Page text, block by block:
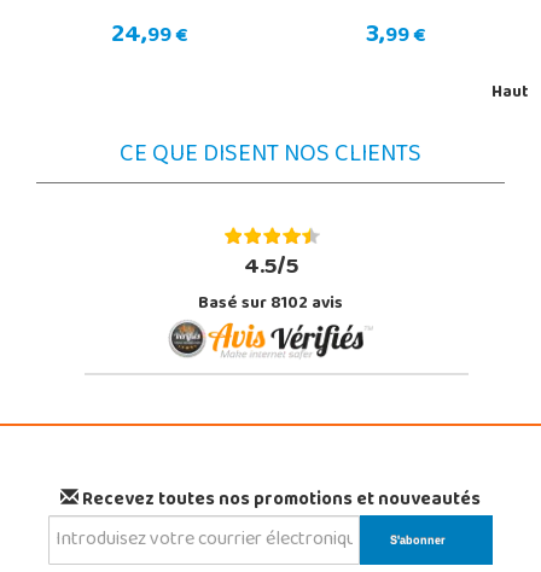
24,99 € 3,99 €
Haut
CE QUE DISENT NOS CLIENTS
4.5/5
Basé sur 8102 avis
Recevez toutes nos promotions et nouveautés